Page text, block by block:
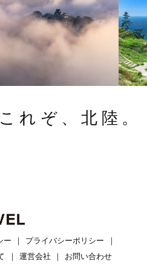
これぞ、北陸。
ー
プライバシーポリシー
運営会社 お問い合わせ